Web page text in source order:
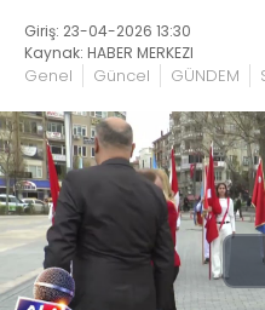
Giriş: 23-04-2026 13:30
Kaynak: HABER MERKEZI
Genel Güncel GÜNDEM